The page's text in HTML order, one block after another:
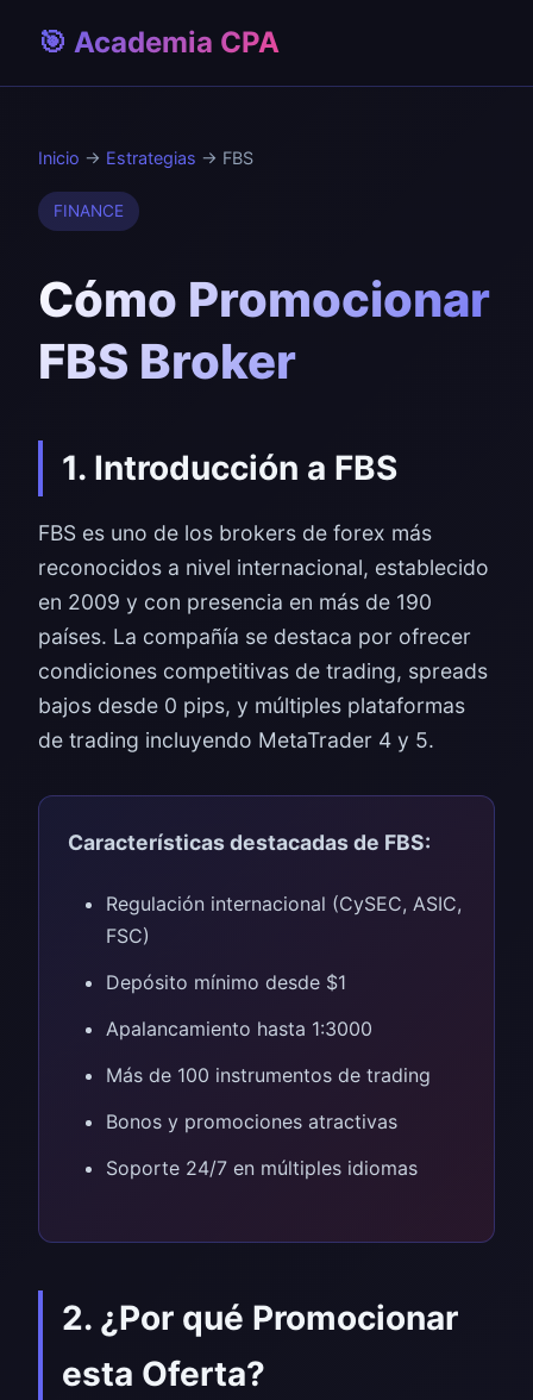
🎯 Academia CPA
Inicio → Estrategias → FBS
FINANCE
Cómo Promocionar
FBS Broker
1. Introducción a FBS
FBS es uno de los brokers de forex más
reconocidos a nivel internacional, establecido
en 2009 y con presencia en más de 190
países. La compañía se destaca por ofrecer
condiciones competitivas de trading, spreads
bajos desde 0 pips, y múltiples plataformas
de trading incluyendo MetaTrader 4 y 5.
Características destacadas de FBS:
Regulación internacional (CySEC, ASIC,
FSC)
Depósito mínimo desde $1
Apalancamiento hasta 1:3000
Más de 100 instrumentos de trading
Bonos y promociones atractivas
Soporte 24/7 en múltiples idiomas
2. ¿Por qué Promocionar
esta Oferta?